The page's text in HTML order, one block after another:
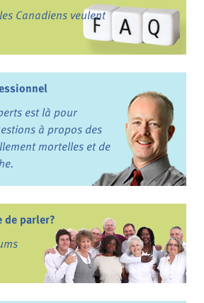
Canadiens veulent
est là pour
à propos des
mortelles et de
de parler?